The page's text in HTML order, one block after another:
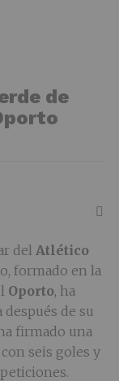
de
del Atlético
formado en la
Oporto, ha
de su
firmado una
seis goles y